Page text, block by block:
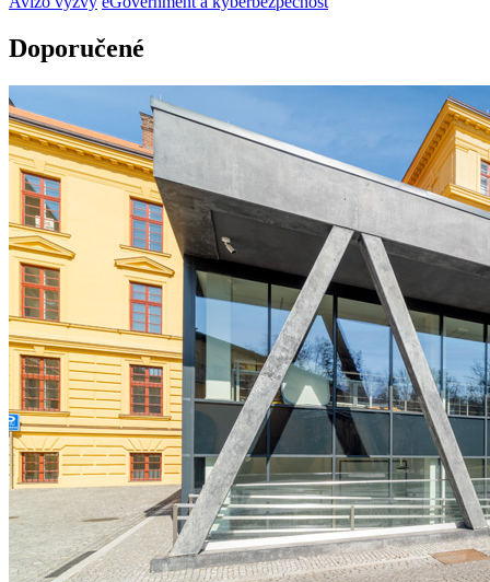
Doporučené